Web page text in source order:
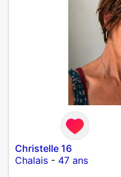
Christelle 16
Chalais - 47 ans